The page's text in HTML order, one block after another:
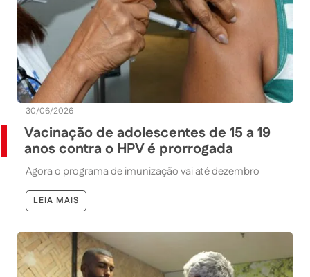
30/06/2026
Vacinação de adolescentes de 15 a 19
anos contra o HPV é prorrogada
Agora o programa de imunização vai até dezembro
LEIA MAIS